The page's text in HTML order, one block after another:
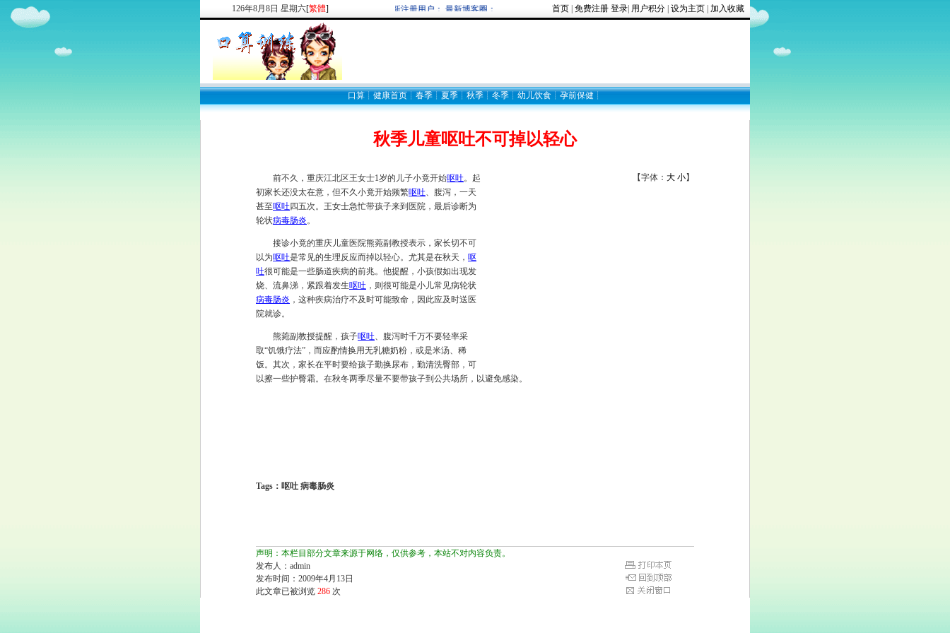
126年8月 8日 星期六[繁體] 欢迎新注册用户： 最新博客圈： 首页 免费注册 登录 用户积分 设为主页 加入收藏
口算 ┊ 健康首页 ┊ 春季 ┊ 夏季 ┊ 秋季 ┊ 冬季 ┊ 幼儿饮食 ┊ 孕前保健 ┊
秋季儿童呕吐不可掉以轻心
【字体： 大 小】
前不久，重庆江北区王女士1岁的儿子小竟开始呕吐。起
初家长还没太在意，但不久小竟开始频繁呕吐、腹泻，一天
甚至呕吐四五次。王女士急忙带孩子来到医院，最后诊断为
轮状病毒肠炎。
接诊小竟的重庆儿童医院熊菀副教授表示，家长切不可
以为呕吐是常见的生理反应而掉以轻心。尤其是在秋天， 呕
吐很可能是一些肠道疾病的前兆。他提醒，小孩假如出现发
烧、流鼻涕，紧跟着发生呕吐 ，则很可能是小儿常见病轮状
病毒肠炎 ，这种疾病治疗不及时可能致命，因此应及时送医
院就诊。
熊菀副教授提醒，孩子呕吐、腹泻时千万不要轻率采
取“饥饿疗法”，而应酌情换用无乳糖奶粉，或是米汤、稀
饭。其次，家长在平时要给孩子勤换尿布，勤清洗臀部，可
以擦一些护臀霜。在秋冬两季尽量不要带孩子到公共场所，以避免感染。
Tags：呕吐 病毒肠炎
声明：本栏目部分文章来源于网络，仅供参考，本站不对内容负责。
发布人：admin
发布时间：2009年4月13日
此文章已被浏览 286 次